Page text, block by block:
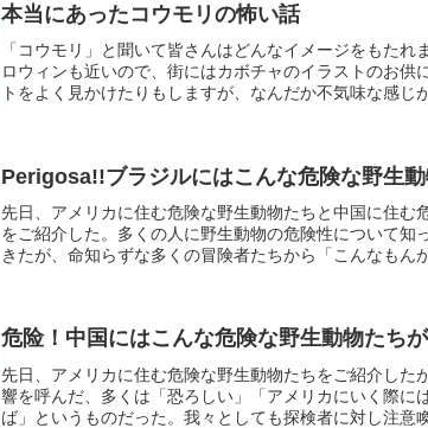
本当にあったコウモリの怖い話
「コウモリ」と聞いて皆さんはどんなイメージをもたれ
ロウィンも近いので、街にはカボチャのイラストのお供
トをよく見かけたりもしますが、なんだか不気味な感じ
Perigosa!!ブラジルにはこんな危険な野生動
先日、アメリカに住む危険な野生動物たちと中国に住む
をご紹介した。多くの人に野生動物の危険性について知
きたが、命知らずな多くの冒険者たちから「こんなもん
危险！中国にはこんな危険な野生動物たちが
先日、アメリカに住む危険な野生動物たちをご紹介した
響を呼んだ、多くは「恐ろしい」「アメリカにいく際に
ば」というものだった。我々としても探検者に対し注意